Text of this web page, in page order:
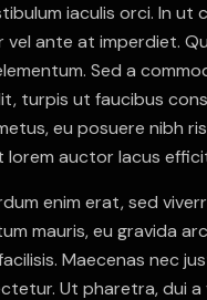
iaculis orci. In ut
vel ante at imperdiet.
Sed a
turpis ut faucibus
eu posuere nibh
lorem auctor lacus
enim erat, sed
mauris, eu gravida
Maecenas nec
Ut pharetra, dui